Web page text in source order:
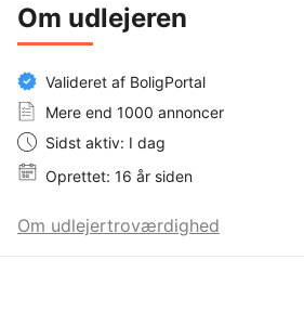
Om udlejeren
Valideret af BoligPortal
Mere end 1000 annoncer
Sidst aktiv: I dag
Oprettet: 16 år siden
Om udlejertroværdighed